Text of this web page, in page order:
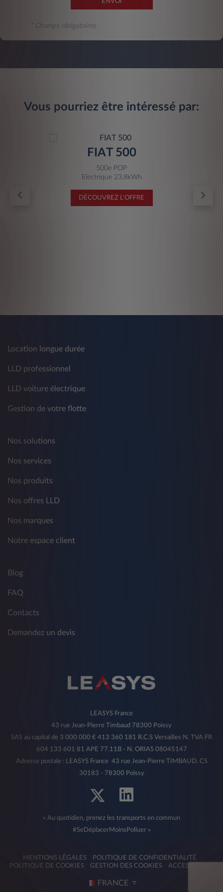
* Champs obligatoires
Vous pourriez être intéressé par:
FIAT 500
500e POP
Electrique 23,8kWh
DÉCOUVREZ L'OFFRE
Location longue durée
LLD professionnel
LLD voiture électrique
Gestion de votre flotte
Nos solutions
Nos services
Nos produits
Nos offres LLD
Nos marques
Notre espace client
Blog
FAQ
Contacts
Demandez un devis
LEASYS France
43 rue Jean-Pierre Timbaud 78300 Poissy
SAS au capital de 3 000 000 € 413 360 181 R.C.S Versailles N. TVA FR
604 133 601 81 APE 77.11B - N. ORIAS 08045147
Adresse postale : LEASYS France 43 rue Jean-Pierre TIMBAUD, CS
30183 - 78300 Poissy
« Au quotidien, prenez les transports en commun
#SeDéplacerMoinsPolluer »
MENTIONS LÉGALES
POLITIQUE DE CONFIDENTIALITÉ
POLITIQUE DE COOKIES
GESTION DES COOKIES ACCESSIBILITÉ
FRANCE